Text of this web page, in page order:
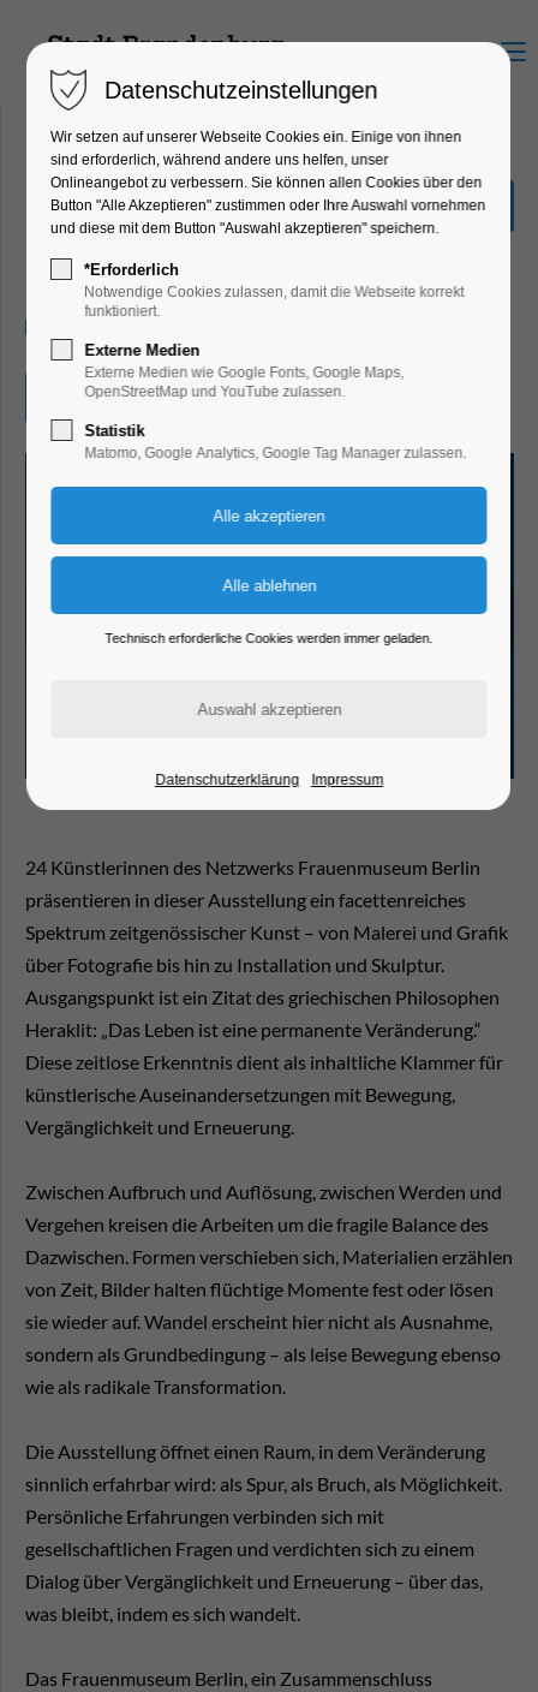
Menu
Man steigt nicht zweimal in
denselben Fluss
Ausstellung, Kunst
Eintritt frei
24 Künstlerinnen des Netzwerks Frauenmuseum Berlin
präsentieren in dieser Ausstellung ein facettenreiches
Spektrum zeitgenössischer Kunst – von Malerei und Grafik
über Fotografie bis hin zu Installation und Skulptur.
Ausgangspunkt ist ein Zitat des griechischen Philosophen
Heraklit: „Das Leben ist eine permanente Veränderung.“
Diese zeitlose Erkenntnis dient als inhaltliche Klammer für
künstlerische Auseinandersetzungen mit Bewegung,
Vergänglichkeit und Erneuerung.
Zwischen Aufbruch und Auflösung, zwischen Werden und
Vergehen kreisen die Arbeiten um die fragile Balance des
Dazwischen. Formen verschieben sich, Materialien erzählen
von Zeit, Bilder halten flüchtige Momente fest oder lösen
sie wieder auf. Wandel erscheint hier nicht als Ausnahme,
sondern als Grundbedingung – als leise Bewegung ebenso
wie als radikale Transformation.
Die Ausstellung öffnet einen Raum, in dem Veränderung
sinnlich erfahrbar wird: als Spur, als Bruch, als Möglichkeit.
Persönliche Erfahrungen verbinden sich mit
gesellschaftlichen Fragen und verdichten sich zu einem
Dialog über Vergänglichkeit und Erneuerung – über das,
was bleibt, indem es sich wandelt.
Das Frauenmuseum Berlin, ein Zusammenschluss
Datenschutzeinstellungen
Wir setzen auf unserer Webseite Cookies ein. Einige von ihnen
sind erforderlich, während andere uns helfen, unser
Onlineangebot zu verbessern. Sie können allen Cookies über den
Button "Alle Akzeptieren" zustimmen oder Ihre Auswahl vornehmen
und diese mit dem Button "Auswahl akzeptieren" speichern.
*Erforderlich
Notwendige Cookies zulassen, damit die Webseite korrekt
funktioniert.
Externe Medien
Externe Medien wie Google Fonts, Google Maps,
OpenStreetMap und YouTube zulassen.
Statistik
Matomo, Google Analytics, Google Tag Manager zulassen.
Technisch erforderliche Cookies werden immer geladen.
Datenschutzerklärung Impressum